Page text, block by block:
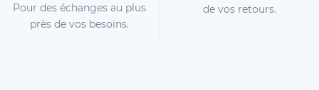
Pour des échanges au plus
près de vos besoins.
de vos retours.